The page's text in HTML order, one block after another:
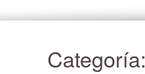
Categoría: